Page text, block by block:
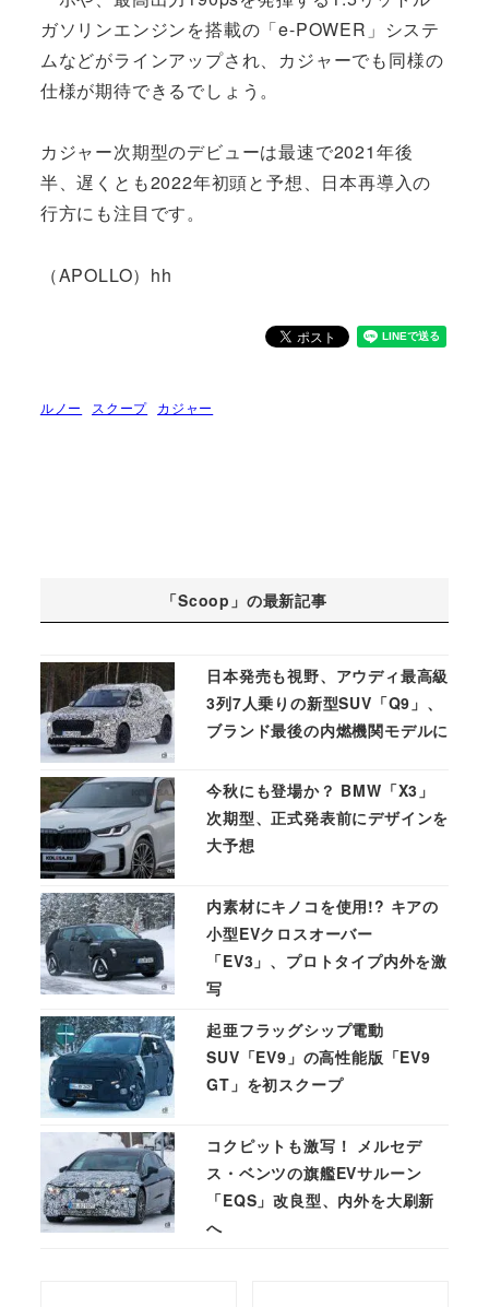
ガソリンエンジンを搭載の「e-POWER」システ
ムなどがラインアップされ、カジャーでも同様の
仕様が期待できるでしょう。
カジャー次期型のデビューは最速で2021年後
半、遅くとも2022年初頭と予想、日本再導入の
行方にも注目です。
（APOLLO）hh
ルノー スクープ カジャー
「Scoop」の最新記事
日本発売も視野、アウディ最高級
3列7人乗りの新型SUV「Q9」、
ブランド最後の内燃機関モデルに
今秋にも登場か？ BMW「X3」
次期型、正式発表前にデザインを
大予想
内素材にキノコを使用!? キアの
小型EVクロスオーバー
「EV3」、プロトタイプ内外を激
写
起亜フラッグシップ電動
SUV「EV9」の高性能版「EV9
GT」を初スクープ
コクピットも激写！ メルセデ
ス・ベンツの旗艦EVサルーン
「EQS」改良型、内外を大刷新
へ